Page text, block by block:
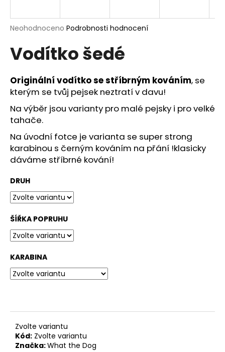
Průměrné
produktu
je
z
5
hvězdiček.
Neohodnoceno Podrobnosti hodnocení
Vodítko šedé
Originální vodítko se stříbrným kováním, se
kterým se tvůj pejsek neztratí v davu!
Na výběr jsou varianty pro malé pejsky i pro velké
tahače.
Na úvodní fotce je varianta se super strong
karabinou s černým kováním na přání !klasicky
dáváme stříbrné kování!
DRUH
ŠÍŘKA POPRUHU
KARABINA
Zvolte variantu
Kód: Zvolte variantu
Značka:What the Dog
j
t
?
HLEDAT
D
p
o
r
u
č
u
e
m
e
SVATEBNÍ
KYTIČKAMI
WHITE